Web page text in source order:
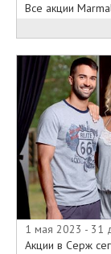
Все акции
1 мая 2023 - 31
Акции в Серж